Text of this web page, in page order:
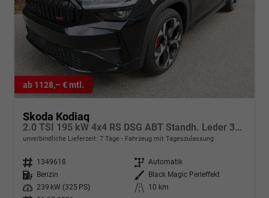
ab 1128,– € mtl.
Skoda Kodiaq
2.0 TSI 195 kW 4x4 RS DSG ABT Standh. Leder 360 AHK 7 Sitzer Pano Head GV5
unverbindliche Lieferzeit: 7 Tage Fahrzeug mit Tageszulassung
Fahrzeugnr. 1349618 Getriebe Automatik
Kraftstoff
Benzin Außenfarbe
Black Magic Perleffekt
Leistung
239 kW (325 PS) Kilometerstand
10 km